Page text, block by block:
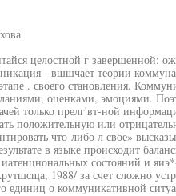
целостной г завершенной:
- вшшчает теории
. своего становления.
оценками, эмоциями.
только прелг'вт-ной
положительную или
что-либо л свое»
в языке происходит
состояний и
1988/ за счет сложно
единиц о коммуникативной